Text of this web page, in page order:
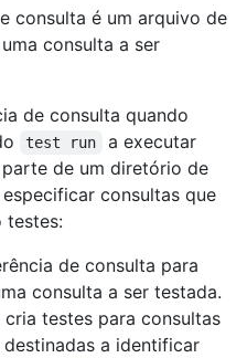
consulta é um arquivo de
consulta a ser
de consulta quando
test run
a executar
de um diretório de
consultas que
testes:
de consulta para
consulta a ser testada.
testes para consultas
a identificar